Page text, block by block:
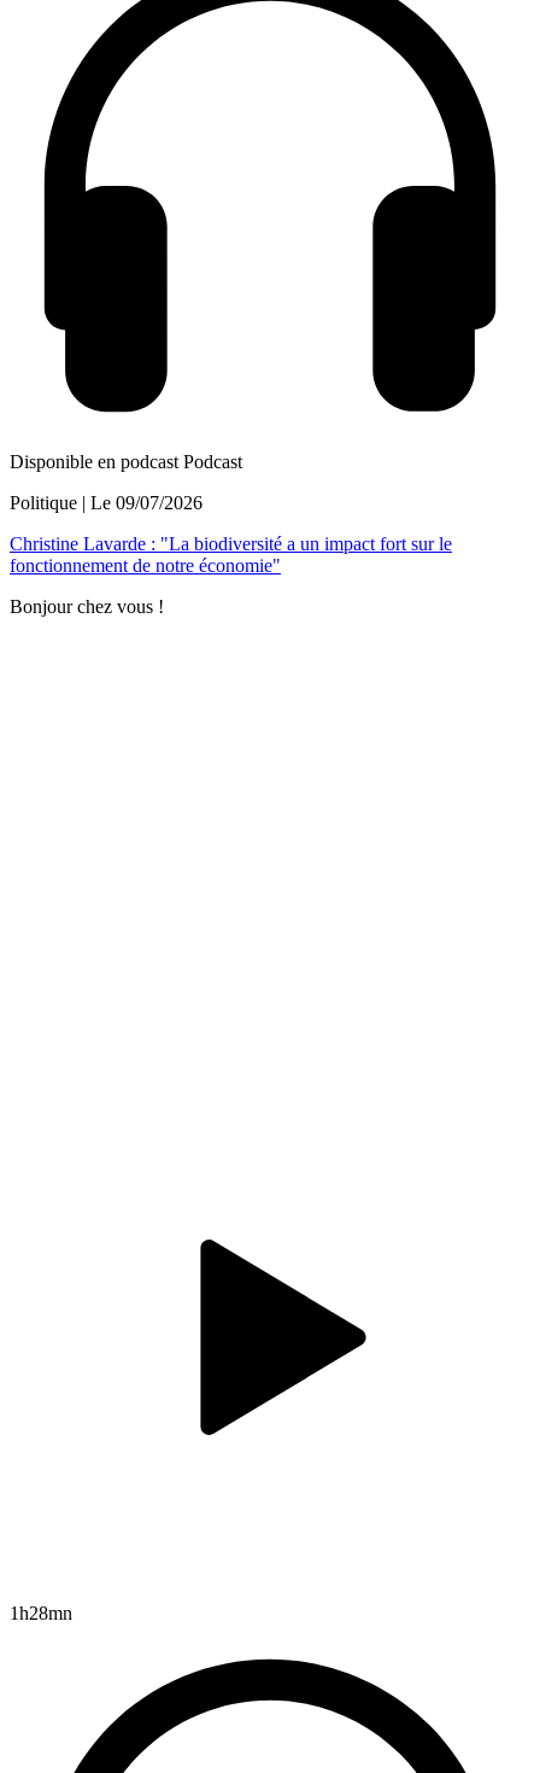
Disponible en podcast Podcast
Politique | Le 09/07/2026
Christine Lavarde : "La biodiversité a un impact fort sur le
fonctionnement de notre économie"
Bonjour chez vous !
1h28mn